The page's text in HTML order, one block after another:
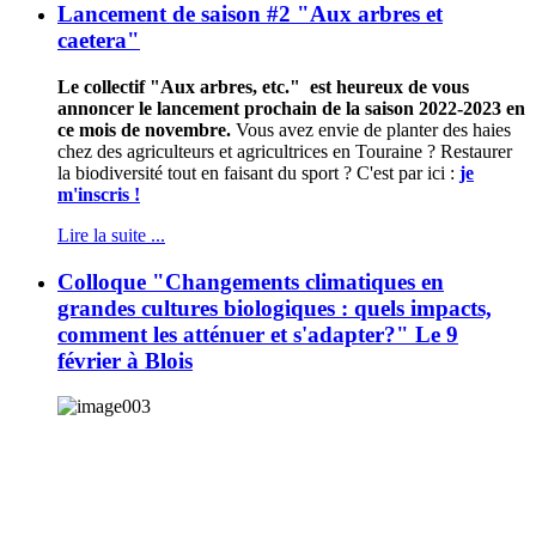
Lancement de saison #2 "Aux arbres et
caetera"
Le collectif "Aux arbres, etc." est heureux de vous
annoncer le lancement prochain de la saison 2022-2023 en
ce mois de novembre. Vous avez envie de planter des haies
chez des agriculteurs et agricultrices en Touraine ? Restaurer
la biodiversité tout en faisant du sport ? C'est par ici : je
m'inscris !
Lire la suite ...
Colloque "Changements climatiques en
grandes cultures biologiques : quels impacts,
comment les atténuer et s'adapter?" Le 9
février à Blois